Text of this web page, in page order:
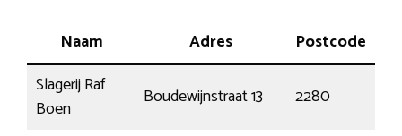
Naam Adres
Postcode
Slagerij Raf
Boen
Boudewijnstraat 13 2280